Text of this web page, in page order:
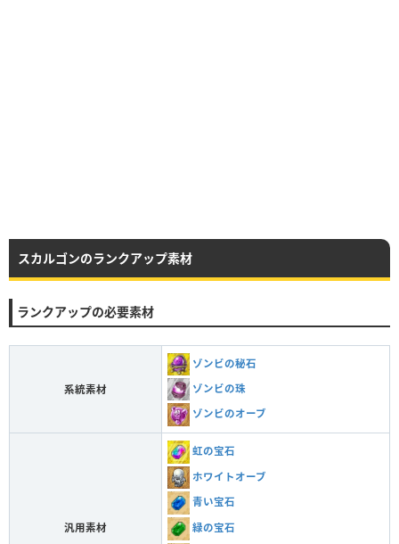
スカルゴンのランクアップ素材
ランクアップの必要素材
系統素材
ゾンビの秘石
ゾンビの珠
ゾンビのオーブ
汎用素材
虹の宝石
ホワイトオーブ
青い宝石
緑の宝石